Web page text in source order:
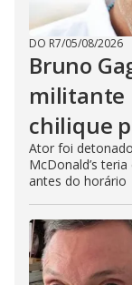
DO R7/05/08/2026
Bruno
militante
chilique
Ator foi
McDonald’s
antes do horário